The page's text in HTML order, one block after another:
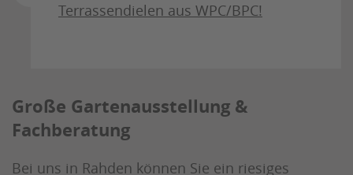
Terrassendielen aus WPC/BPC!
Große Gartenausstellung &
Fachberatung
Bei uns in Rahden können Sie ein riesiges